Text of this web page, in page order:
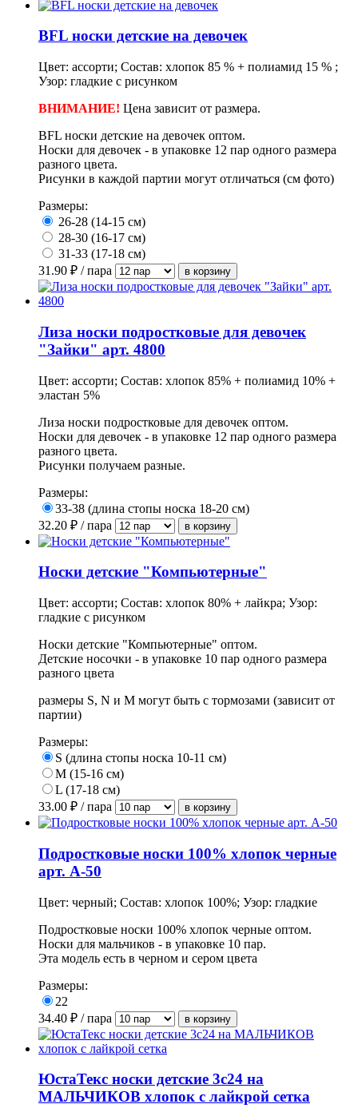
BFL носки детские на девочек
Цвет: ассорти; Состав: хлопок 85 % + полиамид 15 % ;
Узор: гладкие с рисунком
ВНИМАНИЕ! Цена зависит от размера.
BFL носки детские на девочек оптом.
Носки для девочек - в упаковке 12 пар одного размера
разного цвета.
Рисунки в каждой партии могут отличаться (см фото)
Размеры:
26-28 (14-15 см)
28-30 (16-17 см)
31-33 (17-18 см)
31.90 ₽ / пара
Лиза носки подростковые для девочек
"Зайки" арт. 4800
Цвет: ассорти; Состав: хлопок 85% + полиамид 10% +
эластан 5%
Лиза носки подростковые для девочек оптом.
Носки для девочек - в упаковке 12 пар одного размера
разного цвета.
Рисунки получаем разные.
Размеры:
33-38 (длина стопы носка 18-20 см)
32.20 ₽ / пара
Носки детские "Компьютерные"
Цвет: ассорти; Состав: хлопок 80% + лайкра; Узор:
гладкие с рисунком
Носки детские "Компьютерные" оптом.
Детские носочки - в упаковке 10 пар одного размера
разного цвета
размеры S, N и М могут быть с тормозами (зависит от
партии)
Размеры:
S (длина стопы носка 10-11 см)
M (15-16 см)
L (17-18 см)
33.00 ₽ / пара
Подростковые носки 100% хлопок черные
арт. А-50
Цвет: черный; Состав: хлопок 100%; Узор: гладкие
Подростковые носки 100% хлопок черные оптом.
Носки для мальчиков - в упаковке 10 пар.
Эта модель есть в черном и сером цвета
Размеры:
22
34.40 ₽ / пара
ЮстаТекс носки детские 3с24 на
МАЛЬЧИКОВ хлопок с лайкрой сетка